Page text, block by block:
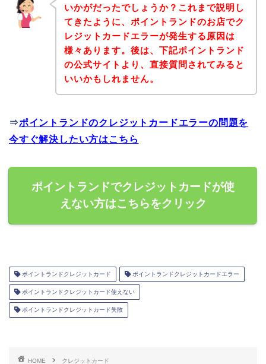
いかがだったでしょうか？これまで説明し
てきたように、ポイントランドのお店でク
レジットカードエラーが発生する原因は
様々あります。後は、下記ポイントランド
の公式サイトより、直接質問されてみると
いいかもしれません。
⇒ポイントランドのクレジットカードエラーの問題を
今すぐ解決したい方はこちら
ポイントランドでクレジットカードが使
えない方はこちらをクリック
ポイントランドクレジットカード ポイントランドクレジットカードエラー
ポイントランドクレジットカード使えない
ポイントランドクレジットカード失敗
HOME クレジットカード